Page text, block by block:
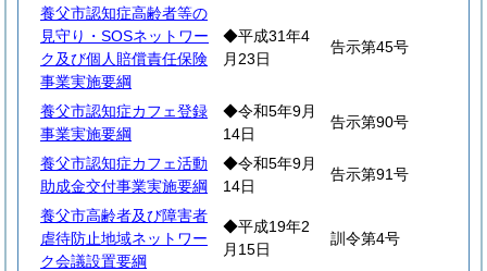
養父市認知症高齢者等の
見守り・SOSネットワー
ク及び個人賠償責任保険
事業実施要綱
◆平成31年4
月23日
告示第45号
養父市認知症カフェ登録
事業実施要綱
◆令和5年9月
14日
告示第90号
養父市認知症カフェ活動
助成金交付事業実施要綱
◆令和5年9月
14日
告示第91号
養父市高齢者及び障害者
虐待防止地域ネットワー
ク会議設置要綱
◆平成19年2
月15日
訓令第4号